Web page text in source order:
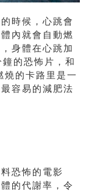
時候，心跳會
內就會自動燃
身體在心跳加
的恐怖片，和
燒的卡路里是一
容易的減肥法
恐怖的電影
的代謝率，令